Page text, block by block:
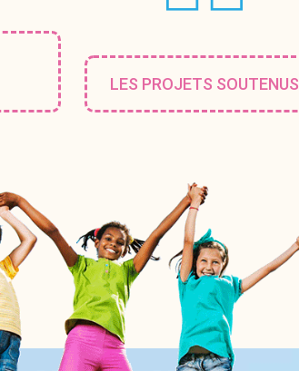
LES PROJETS SOUTENUS